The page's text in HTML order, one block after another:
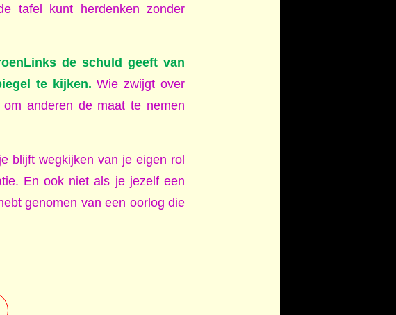
tafel kunt herdenken zonder
de schuld geeft van
te kijken. Wie zwijgt over
anderen de maat te nemen
blijft wegkijken van je eigen rol
En ook niet als je jezelf een
genomen van een oorlog die